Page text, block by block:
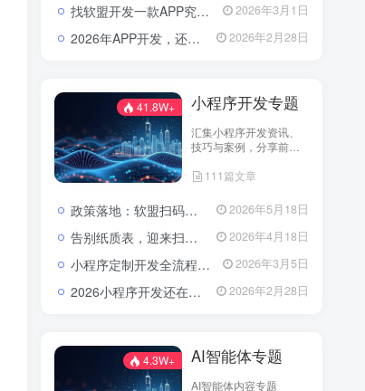
找软盟开发一款APP究竟要花多少钱？揭秘影响预算的五大核心因素 2026年3月1日
2026年APP开发，还在为选服务商发愁吗？软盟用实力说话！ 2026年2月28日
41.8W+ 小程序开发专题
汇集小程序开发资讯、
技巧与案例，分享前沿
111篇文章
政策落地：软盟扫码入企系统为规范涉企行政检查提供数字化解决方案 2026年5月18日
告别纸质表，迎来扫码风：企业检查开启“数字入企”新篇章 2026年4月18日
小程序定制开发全流程解析：流程、费用与避坑指南 2026年3月5日
2026小程序开发还在东拼西凑？软盟定制方案让你赢在起跑线？ 2026年2月28日
4.3W+ AI智能体专题
AI智能体内容专题